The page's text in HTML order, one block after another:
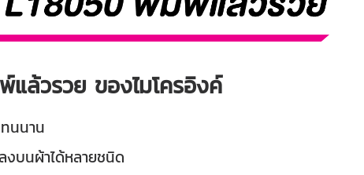
ล้วรวย ของไมโครอิงค์
นนาน
งบนผ้าได้หลายชนิด